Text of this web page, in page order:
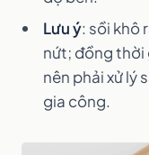
Lưu ý: sồi khô
nứt; đồng thời
nên phải xử lý
gia công.